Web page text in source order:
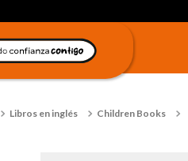
Libros en inglés Children Books